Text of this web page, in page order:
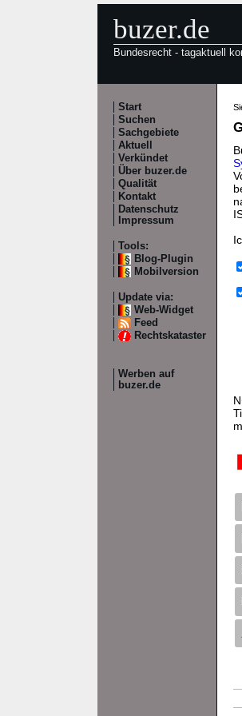
buzer.de
Bundesrecht - tagaktuell
Start
Suchen
Sachgebiete
Aktuell
Verkündet
Über buzer.de
Qualität
Kontakt
Datenschutz
Impressum
Tools:
Blog-Plugin
Mobilversion
Update via:
Web-Widget
Feed
Rechtskataster
Werben auf
buzer.de